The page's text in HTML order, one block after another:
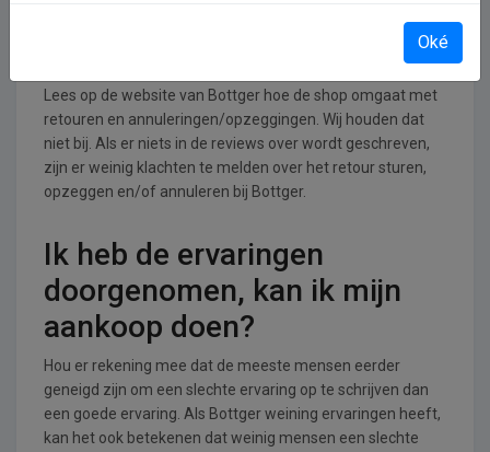
Lees op de website van Bottger hoe de shop omgaat met
retouren en annuleringen/opzeggingen. Wij houden dat
niet bij. Als er niets in de reviews over wordt geschreven,
zijn er weinig klachten te melden over het retour sturen,
opzeggen en/of annuleren bij Bottger.
Ik heb de ervaringen
doorgenomen, kan ik mijn
aankoop doen?
Hou er rekening mee dat de meeste mensen eerder
geneigd zijn om een slechte ervaring op te schrijven dan
een goede ervaring. Als Bottger weining ervaringen heeft,
kan het ook betekenen dat weinig mensen een slechte
Oké